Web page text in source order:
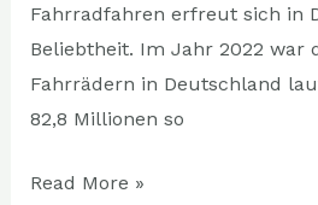
Fahrradfahren erfreut sich in
Beliebtheit. Im Jahr 2022 war
Fahrrädern in Deutschland
82,8 Millionen so
Read More »